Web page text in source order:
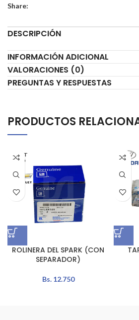
Share:
DESCRIPCIÓN
INFORMACIÓN ADICIONAL
VALORACIONES (0)
PREGUNTAS Y RESPUESTAS
PRODUCTOS
AGOT
ADO
ROLINERA DEL SPARK (CON
SEPARADOR)
Bs.12.750